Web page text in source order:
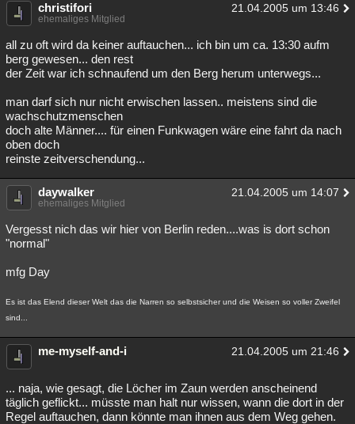
christifori 21.04.2005 um 13:46
ehemaliges Mitglied
all zu oft wird da keiner auftauchen... ich bin um ca. 13:30 aufm
berg gewesen... den rest
der Zeit war ich schnaufend um den Berg herum unterwegs...
man darf sich nur nicht erwischen lassen.. meistens sind die
wachschutzmenschen
doch alte Männer.... für einen Funkwagen wäre eine fahrt da nach
oben doch
reinste zeitverschendung...
daywalker 21.04.2005 um 14:07
ehemaliges Mitglied
Vergesst nich das wir hier von Berlin reden....was is dort schon
"normal"
mfg Day
Es ist das Elend dieser Welt das die Narren so selbstsicher und die Weisen so voller Zweifel
sind...
me-myself-and-i 21.04.2005 um 21:46
... naja, wie gesagt, die Löcher im Zaun werden anscheinend
täglich geflickt... müsste man halt nur wissen, wann die dort in der
Regel auftauchen, dann könnte man ihnen aus dem Weg gehen.